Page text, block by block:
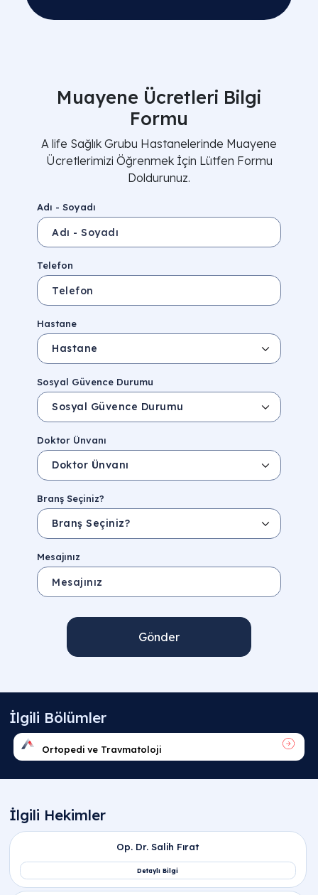
Muayene Ücretleri Bilgi
Formu
A life Sağlık Grubu Hastanelerinde Muayene
Ücretlerimizi Öğrenmek İçin Lütfen Formu
Doldurunuz.
Adı - Soyadı
Telefon
Hastane
Sosyal Güvence Durumu
Doktor Ünvanı
Branş Seçiniz?
Mesajınız
Gönder